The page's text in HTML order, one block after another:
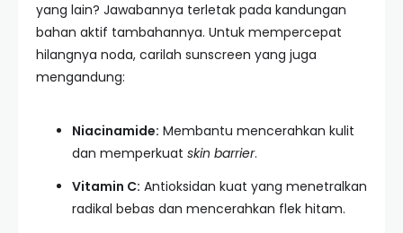
yang lain? Jawabannya terletak pada kandungan
bahan aktif tambahannya. Untuk mempercepat
hilangnya noda, carilah sunscreen yang juga
mengandung:
Niacinamide: Membantu mencerahkan kulit
dan memperkuat skin barrier.
Vitamin C: Antioksidan kuat yang menetralkan
radikal bebas dan mencerahkan flek hitam.